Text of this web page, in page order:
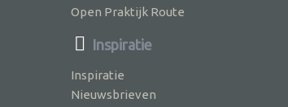
Open Praktijk Route
Inspiratie
Inspiratie
Nieuwsbrieven